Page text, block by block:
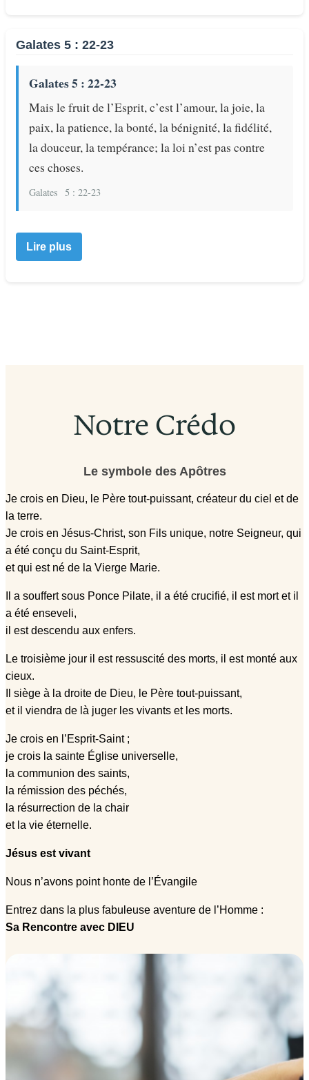
Galates 5 : 22-23
Galates 5 : 22-23
Mais le fruit de l’Esprit, c’est l’amour, la joie, la
paix, la patience, la bonté, la bénignité, la fidélité,
la douceur, la tempérance; la loi n’est pas contre
ces choses.
Galates 5 : 22-23
Lire plus
Notre Crédo
Le symbole des Apôtres
Je crois en Dieu, le Père tout-puissant, créateur du ciel et de
la terre.
Je crois en Jésus-Christ, son Fils unique, notre Seigneur, qui
a été conçu du Saint-Esprit,
et qui est né de la Vierge Marie.
Il a souffert sous Ponce Pilate, il a été crucifié, il est mort et il
a été enseveli,
il est descendu aux enfers.
Le troisième jour il est ressuscité des morts, il est monté aux
cieux.
Il siège à la droite de Dieu, le Père tout-puissant,
et il viendra de là juger les vivants et les morts.
Je crois en l’Esprit-Saint ;
je crois la sainte Église universelle,
la communion des saints,
la rémission des péchés,
la résurrection de la chair
et la vie éternelle.
Jésus est vivant
Nous n’avons point honte de l’Évangile
Entrez dans la plus fabuleuse aventure de l’Homme :
Sa Rencontre avec DIEU